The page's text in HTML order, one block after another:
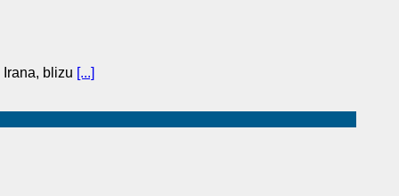
blizu [...]